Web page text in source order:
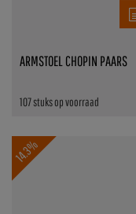
107 stuks op voorraad
ARMSTOEL CHOPIN PAARS
14.3%